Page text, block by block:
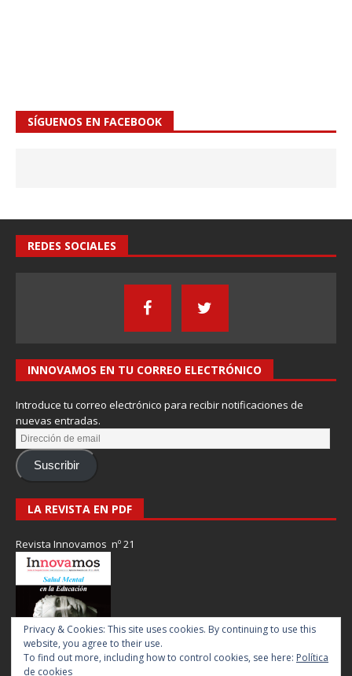
SÍGUENOS EN FACEBOOK
REDES SOCIALES
INNOVAMOS EN TU CORREO ELECTRÓNICO
Introduce tu correo electrónico para recibir notificaciones de
nuevas entradas.
Suscribir
LA REVISTA EN PDF
Revista Innovamos nº 21
Privacy & Cookies: This site uses cookies. By continuing to use this
website, you agree to their use.
To find out more, including how to control cookies, see here: Política
de cookies